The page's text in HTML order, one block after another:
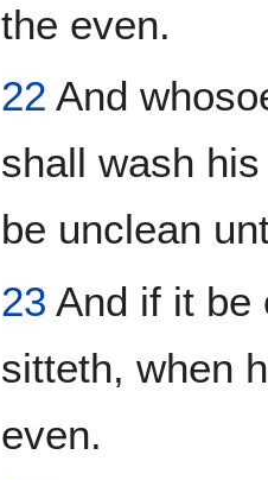
the even.
22 And
shall wash
be unclean
23 And if it be
sitteth, when
even.